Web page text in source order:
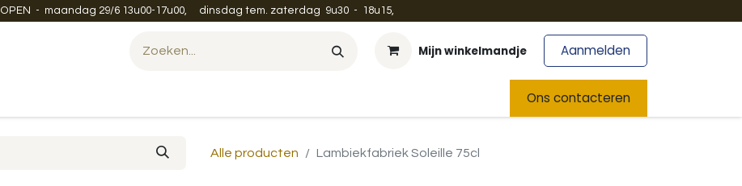
OPEN - maandag 29/6 13u00-17u00, dinsdag tem. zaterdag 9u30 - 18u15,
Mijn winkelmandje Aanmelden
Ons contacteren
Alle producten Lambiekfabriek Soleille 75cl